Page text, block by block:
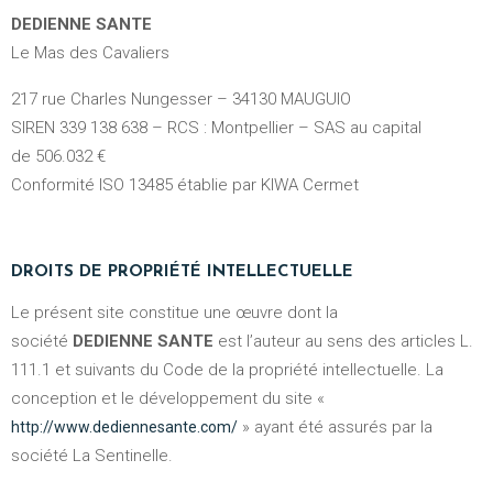
DEDIENNE SANTE
Le Mas des Cavaliers
217 rue Charles Nungesser – 34130 MAUGUIO
SIREN 339 138 638 – RCS : Montpellier – SAS au capital
de 506.032 €
Conformité ISO 13485 établie par KIWA Cermet
DROITS DE PROPRIÉTÉ INTELLECTUELLE
Le présent site constitue une œuvre dont la
société DEDIENNE SANTE est l’auteur au sens des articles L.
111.1 et suivants du Code de la propriété intellectuelle. La
conception et le développement du site «
http://www.dediennesante.com/ » ayant été assurés par la
société La Sentinelle.